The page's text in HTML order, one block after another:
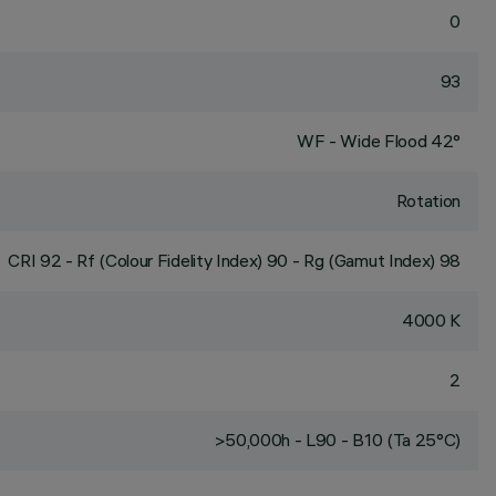
0
93
WF - Wide Flood 42°
Rotation
CRI 92 - Rf (Colour Fidelity Index) 90 - Rg (Gamut Index) 98
4000 K
2
>50,000h - L90 - B10 (Ta 25°C)